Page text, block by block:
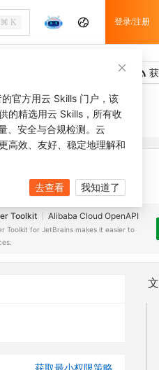
⌘ K 登录/注册
确保已创建JetBrains IDE
Toolkit Alibaba Cloud OpenAPI
Toolkit for JetBrains makes it easier to
官方用云 Skills 门户，该
的精选用云 Skills，所有收
、安全与合规检测。云
高效、友好、稳定地理解和
去查看 我知道了